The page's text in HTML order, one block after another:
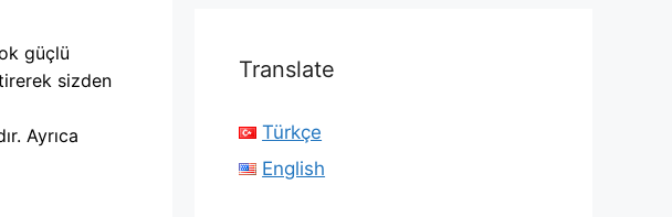
güçlü
sizden
Ayrıca
Translate
Türkçe
English